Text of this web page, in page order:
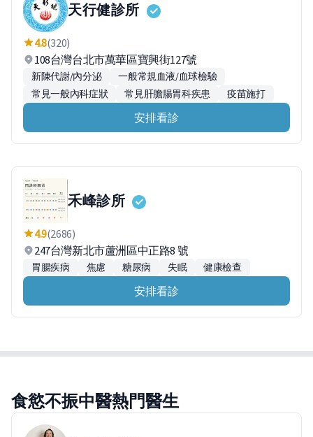
天行健診所
4.8(320)
108台灣台北市萬華區寶興街127號
新陳代謝/內分泌
一般常規血液/血球檢驗
常見一般內科症狀
常見肝膽腸胃科疾患 疫苗施打
安排看診
禾峰診所
4.9(2686)
247台灣新北市蘆洲區中正路8 號
胃腸疾病 焦慮 糖尿病 失眠 健康檢查
安排看診
食慾不振中醫熱門醫生